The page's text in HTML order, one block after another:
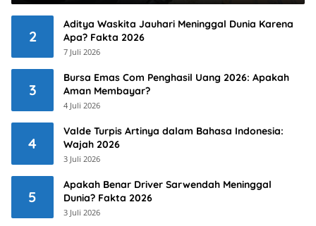
2
Aditya Waskita Jauhari Meninggal Dunia Karena
Apa? Fakta 2026
7 Juli 2026
3
Bursa Emas Com Penghasil Uang 2026: Apakah
Aman Membayar?
4 Juli 2026
4
Valde Turpis Artinya dalam Bahasa Indonesia:
Wajah 2026
3 Juli 2026
5
Apakah Benar Driver Sarwendah Meninggal
Dunia? Fakta 2026
3 Juli 2026